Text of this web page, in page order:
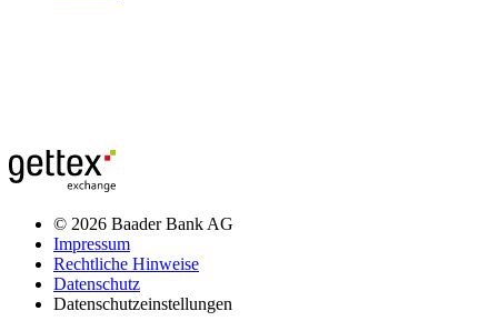
© 2026 Baader Bank AG
Impressum
Rechtliche Hinweise
Datenschutz
Datenschutzeinstellungen